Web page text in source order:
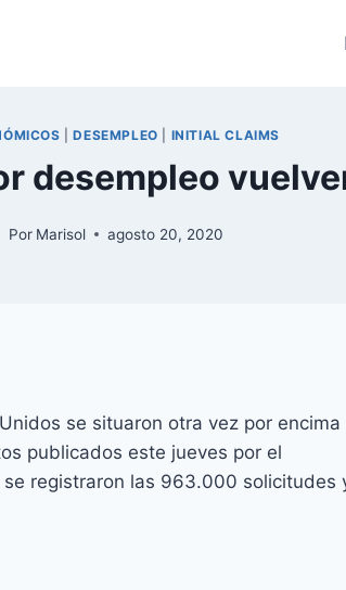
|DESEMPLEO INITIAL CLAIMS
desempleo
Por Marisol agosto 20, 2020
se situaron otra vez por encima
publicados este jueves por el
registraron las 963.000 solicitudes